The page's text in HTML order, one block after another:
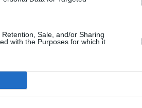
Sale, and/or Sharing
with the Purposes for which it